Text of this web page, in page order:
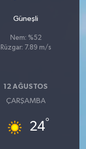
Güneşli
Nem: %52
Rüzgar: 7.89 m/s
12 AĞUSTOS
ÇARŞAMBA
24°